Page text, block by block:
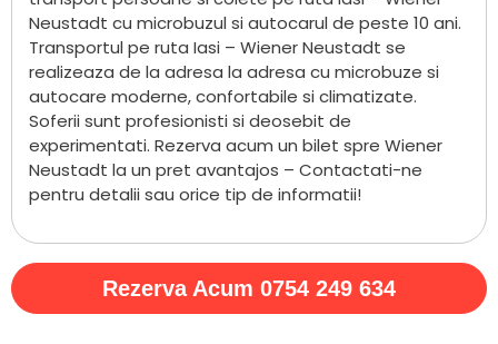
Neustadt cu microbuzul si autocarul de peste 10 ani.
Transportul pe ruta Iasi – Wiener Neustadt se
realizeaza de la adresa la adresa cu microbuze si
autocare moderne, confortabile si climatizate.
Soferii sunt profesionisti si deosebit de
experimentati. Rezerva acum un bilet spre Wiener
Neustadt la un pret avantajos – Contactati-ne
pentru detalii sau orice tip de informatii!
Rezerva Acum 0754 249 634